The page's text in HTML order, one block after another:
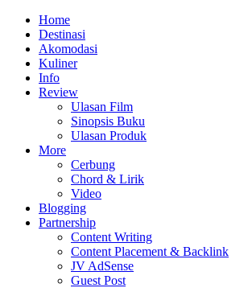
Home
Destinasi
Akomodasi
Kuliner
Info
Review
Ulasan Film
Sinopsis Buku
Ulasan Produk
More
Cerbung
Chord & Lirik
Video
Blogging
Partnership
Content Writing
Content Placement & Backlink
JV AdSense
Guest Post